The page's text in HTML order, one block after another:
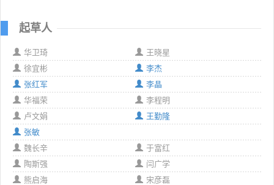
起草人
华卫琦
王晓星
徐宜彬
李杰
张红军
李晶
华福荣
李程明
卢文娟
王勤隆
张敏
魏长辛
于富红
陶斯强
闫广学
熊启海
宋彦磊